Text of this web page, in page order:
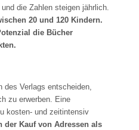
die Zahlen steigen jährlich.
20 und 120 Kindern.
die Bücher
des Verlags entscheiden,
zu erwerben. Eine
kosten- und zeitintensiv
der Kauf von Adressen als